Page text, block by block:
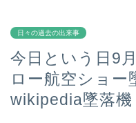
日々の過去の出来事
今日という日9
ロー航空ショー
wikipedia墜落機